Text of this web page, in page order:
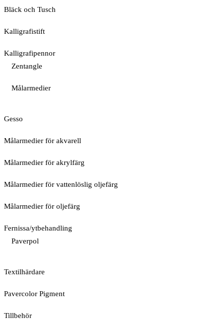
Bläck och Tusch
Kalligrafistift
Kalligrafipennor
Zentangle
Målarmedier
Gesso
Målarmedier för akvarell
Målarmedier för akrylfärg
Målarmedier för vattenlöslig oljefärg
Målarmedier för oljefärg
Fernissa/ytbehandling
Paverpol
Textilhärdare
Pavercolor Pigment
Tillbehör